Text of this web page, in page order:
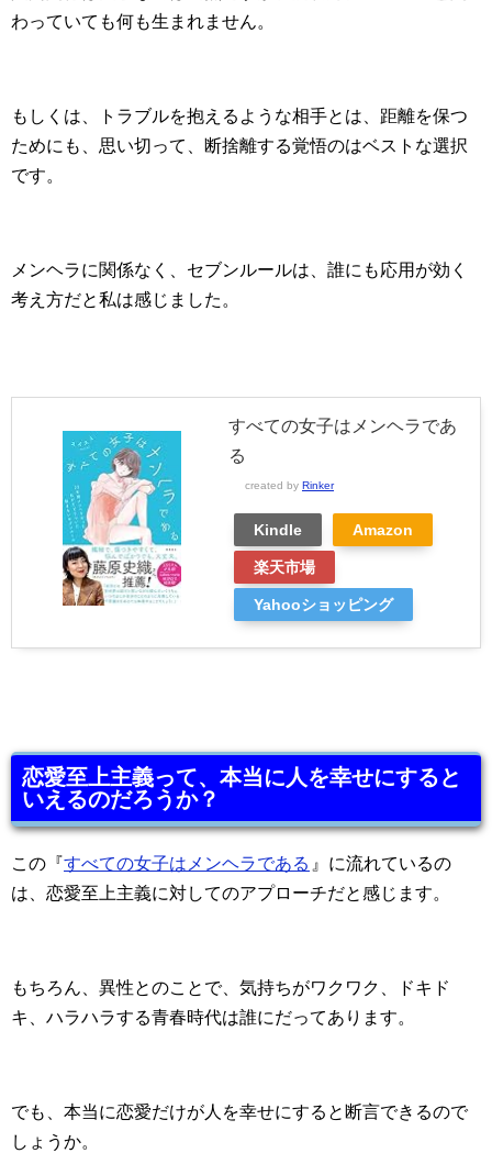
わっていても何も生まれません。
もしくは、トラブルを抱えるような相手とは、距離を保つ
ためにも、思い切って、断捨離する覚悟のはベストな選択
です。
メンヘラに関係なく、セブンルールは、誰にも応用が効く
考え方だと私は感じました。
すべての女子はメンヘラであ
る
created by Rinker
Kindle Amazon
楽天市場
Yahooショッピング
恋愛至上主義って、本当に人を幸せにすると
いえるのだろうか？
この『すべての女子はメンヘラである 』に流れているの
は、恋愛至上主義に対してのアプローチだと感じます。
もちろん、異性とのことで、気持ちがワクワク、ドキド
キ、ハラハラする青春時代は誰にだってあります。
でも、本当に恋愛だけが人を幸せにすると断言できるので
しょうか。